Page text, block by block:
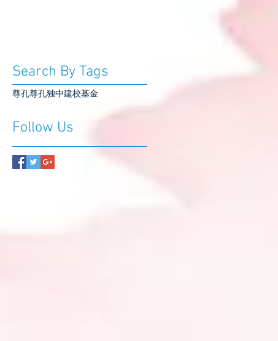
Search By Tags
尊孔尊孔独中建校基金
Follow Us